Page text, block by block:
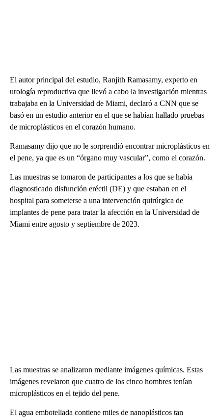
El autor principal del estudio, Ranjith Ramasamy, experto en
urología reproductiva que llevó a cabo la investigación mientras
trabajaba en la Universidad de Miami, declaró a CNN que se
basó en un estudio anterior en el que se habían hallado pruebas
de microplásticos en el corazón humano.
Ramasamy dijo que no le sorprendió encontrar microplásticos en
el pene, ya que es un “órgano muy vascular”, como el corazón.
Las muestras se tomaron de participantes a los que se había
diagnosticado disfunción eréctil (DE) y que estaban en el
hospital para someterse a una intervención quirúrgica de
implantes de pene para tratar la afección en la Universidad de
Miami entre agosto y septiembre de 2023.
Las muestras se analizaron mediante imágenes químicas. Estas
imágenes revelaron que cuatro de los cinco hombres tenían
microplásticos en el tejido del pene.
El agua embotellada contiene miles de nanoplásticos tan